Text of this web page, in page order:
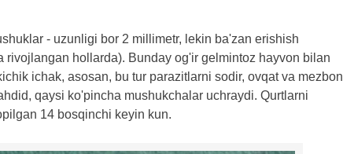
- uzunligi bor 2 millimetr, lekin ba'zan erishish
rivojlangan hollarda). Bunday og'ir gelmintoz hayvon bilan
ichak, asosan, bu tur parazitlarni sodir, ovqat va mezbon
qaysi ko'pincha mushukchalar uchraydi. Qurtlarni
14 bosqinchi keyin kun.